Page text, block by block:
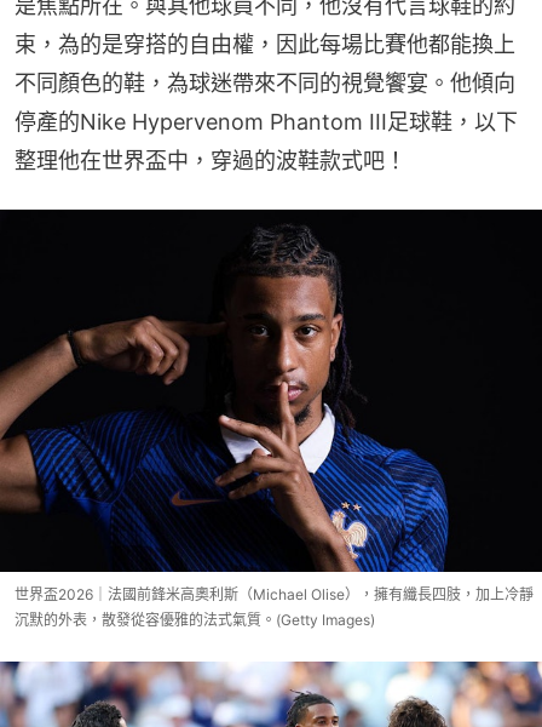
是焦點所在。與其他球員不同，他沒有代言球鞋的約
束，為的是穿搭的自由權，因此每場比賽他都能換上
不同顏色的鞋，為球迷帶來不同的視覺饗宴。他傾向
停產的Nike Hypervenom Phantom III足球鞋，以下
整理他在世界盃中，穿過的波鞋款式吧！
世界盃2026｜法國前鋒米高奧利斯（Michael Olise），擁有纖長四肢，加上冷靜
沉默的外表，散發從容優雅的法式氣質。(Getty Images)